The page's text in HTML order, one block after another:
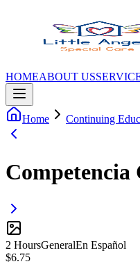
HOMEABOUT US
Home Continuing
2 HoursGeneralEn Español
$6.75